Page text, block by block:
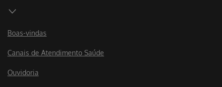
Boas-vindas
Canais de Atendimento Saúde
Ouvidoria